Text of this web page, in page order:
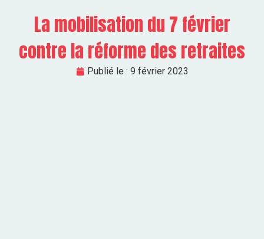
La mobilisation du 7 février
contre la réforme des retraites
Publié le : 9 février 2023